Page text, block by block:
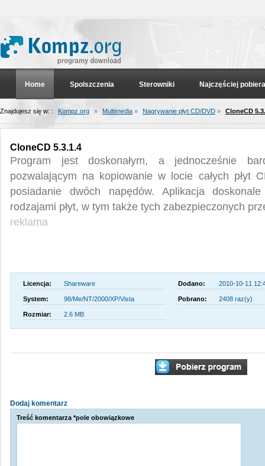
Home Spolszczenia Sterowniki Najczęściej
Znajdujesz się w: : Kompz.org » Multimedia » Nagrywanie płyt CD/DVD » CloneCD
CloneCD 5.3.1.4
Program jest doskonałym, a jednocześnie
pozwalającym na kopiowanie w locie całych płyt
posiadanie dwóch napędów. Aplikacja
rodzajami płyt, w tym także tych zabezpieczonych
reklama
Licencja: Shareware Dodano: 2010-10-11
System: 98/Me/NT/2000/XP/Vista Pobrano: 2408 raz(y)
Rozmiar: 2.6 MB
Dodaj komentarz
Treść komentarza *pole obowiązkowe